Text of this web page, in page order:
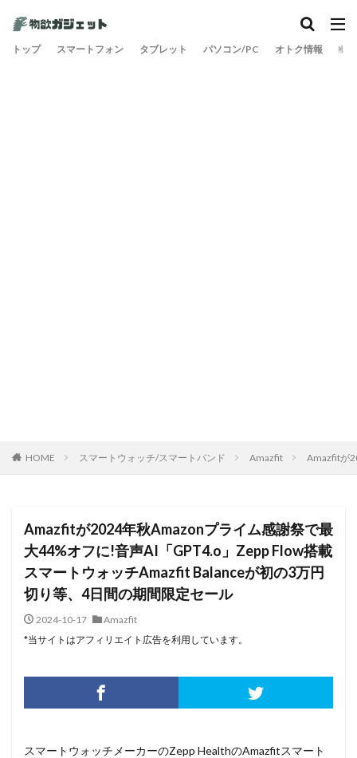
トップ スマートフォン タブレット パソコン/PC オトク情報 旅
HOME スマートウォッチ/スマートバンド Amazfit Amazfitが
Amazfitが2024年秋Amazonプライム感謝祭で最
大44%オフに!音声AI「GPT4.o」Zepp Flow搭載
スマートウォッチAmazfit Balanceが初の3万円
切り等、4日間の期間限定セール
2024-10-17
Amazfit
*当サイトはアフィリエイト広告を利用しています。
スマートウォッチメーカーのZepp HealthのAmazfitスマート
カテゴリー